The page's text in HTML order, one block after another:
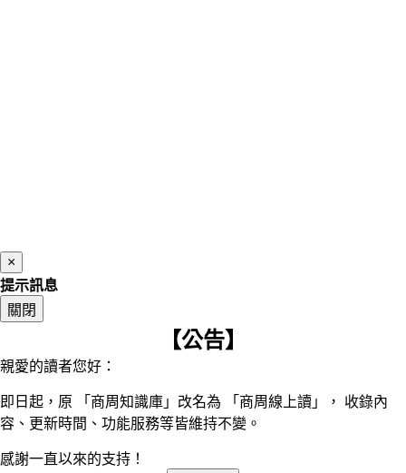
×
提示訊息
關閉
【公告】
親愛的讀者您好：
即日起，原 「商周知識庫」改名為 「商周線上讀」， 收錄內
容、更新時間、功能服務等皆維持不變。
感謝一直以來的支持！